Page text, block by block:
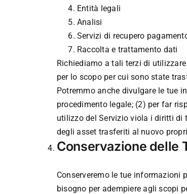
Entità legali
Analisi
Servizi di recupero
Raccolta e trattamento dati
Richiediamo a tali terzi di
per lo scopo per cui sono state
Potremmo anche divulgare le tue
procedimento legale; (2) per far
utilizzo del Servizio viola i diritti di
degli asset trasferiti al nuovo
Conservazione delle
Conserveremo le tue informazioni
bisogno per adempiere agli scopi